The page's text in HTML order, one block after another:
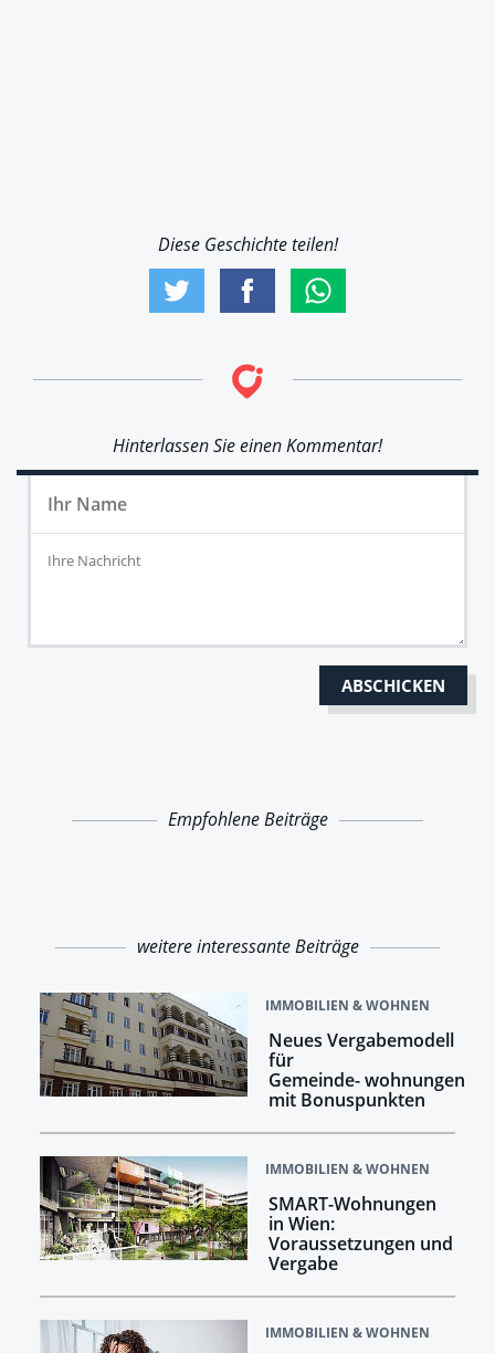
Diese Geschichte teilen!
Hinterlassen Sie einen Kommentar!
Empfohlene Beiträge
weitere interessante Beiträge
IMMOBILIEN & WOHNEN
Neues Vergabemodell
für
Gemeinde- wohnungen
mit Bonuspunkten
IMMOBILIEN & WOHNEN
SMART-Wohnungen
in Wien:
Voraussetzungen und
Vergabe
IMMOBILIEN & WOHNEN